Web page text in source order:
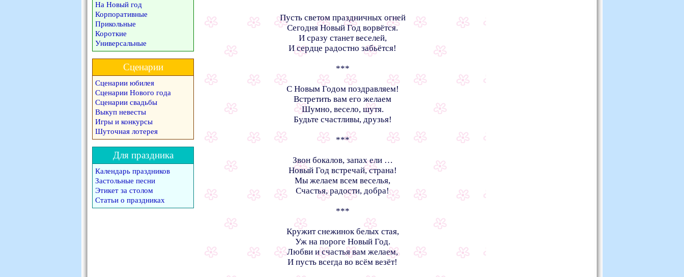
Пусть светом праздничных огней
Сегодня Новый Год ворвётся.
И сразу станет веселей,
И сердце радостно забьётся!
***
С Новым Годом поздравляем!
Встретить вам его желаем
Шумно, весело, шутя.
Будьте счастливы, друзья!
***
Звон бокалов, запах ели …
Новый Год встречай, страна!
Мы желаем всем веселья,
Счастья, радости, добра!
***
Кружит снежинок белых стая,
Уж на пороге Новый Год.
Любви и счастья вам желаем,
И пусть всегда во всём везёт!
На Новый год
Корпоративные
Прикольные
Короткие
Универсальные
Сценарии
Сценарии юбилея
Сценарии Нового года
Сценарии свадьбы
Выкуп невесты
Игры и конкурсы
Шуточная лотерея
Для праздника
Календарь праздников
Застольные песни
Этикет за столом
Статьи о праздниках